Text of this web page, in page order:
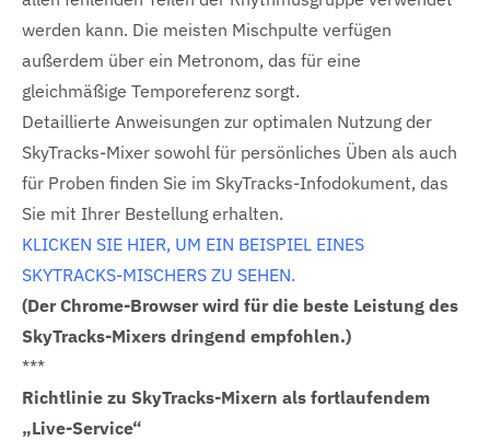
werden kann. Die meisten Mischpulte verfügen
außerdem über ein Metronom, das für eine
gleichmäßige Temporeferenz sorgt.
Detaillierte Anweisungen zur optimalen Nutzung der
SkyTracks-Mixer sowohl für persönliches Üben als auch
für Proben finden Sie im SkyTracks-Infodokument, das
Sie mit Ihrer Bestellung erhalten.
KLICKEN SIE HIER, UM EIN BEISPIEL EINES
SKYTRACKS-MISCHERS ZU SEHEN.
(Der Chrome-Browser wird für die beste Leistung des
SkyTracks-Mixers dringend empfohlen.)
***
Richtlinie zu SkyTracks-Mixern als fortlaufendem
„Live-Service“